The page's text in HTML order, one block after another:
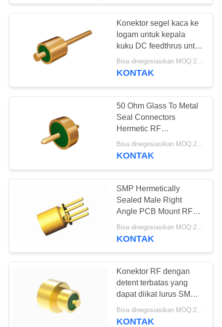
Konektor segel kaca ke
logam untuk kepala
kuku DC feedthrus untuk
kemasan hermetik JMC-
099
Bisa dinegosiasikan MOQ:200 pcs
KONTAK
50 Ohm Glass To Metal
Seal Connectors
Hermetic RF
Feedthroughs JM8330
Bisa dinegosiasikan MOQ:200 pcs
KONTAK
SMP Hermetically
Sealed Male Right
Angle PCB Mount RF
Connector Konektivitas
Ditingkatkan
KONTAK
Konektor RF dengan
detent terbatas yang
dapat diikat lurus SMP
Konektor pria yang
disegel hermetis
Bisa dinegosiasikan MOQ:200PCS
KONTAK